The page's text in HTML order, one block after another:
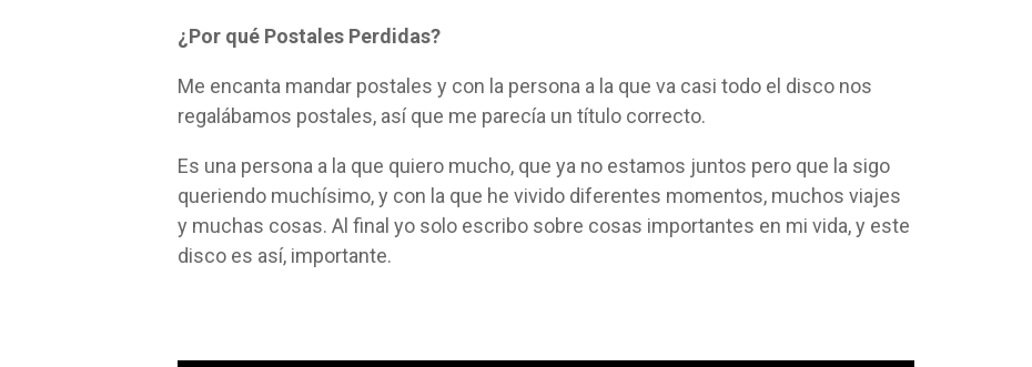
¿Por qué Postales Perdidas?
Me encanta mandar postales y con la persona a la que va casi todo el disco nos
regalábamos postales, así que me parecía un título correcto.
Es una persona a la que quiero mucho, que ya no estamos juntos pero que la sigo
queriendo muchísimo, y con la que he vivido diferentes momentos, muchos viajes
y muchas cosas. Al final yo solo escribo sobre cosas importantes en mi vida, y este
disco es así, importante.